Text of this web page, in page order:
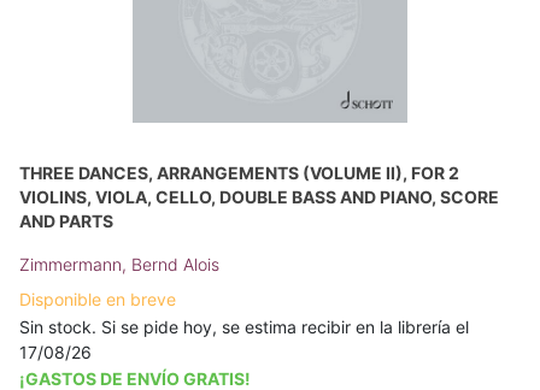
THREE DANCES, ARRANGEMENTS (VOLUME II), FOR 2
VIOLINS, VIOLA, CELLO, DOUBLE BASS AND PIANO, SCORE
AND PARTS
Zimmermann, Bernd Alois
Disponible en breve
Sin stock. Si se pide hoy, se estima recibir en la librería el
17/08/26
¡GASTOS DE ENVÍO GRATIS!